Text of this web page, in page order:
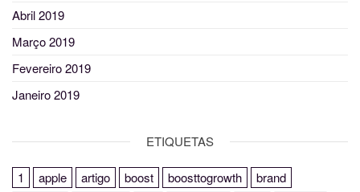
Abril 2019
Março 2019
Fevereiro 2019
Janeiro 2019
ETIQUETAS
1 apple artigo boost boosttogrowth
brand